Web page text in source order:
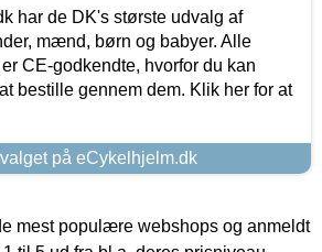
har de DK's største udvalg af
mænd, børn og babyer. Alle
CE-godkendte, hvorfor du kan
bestille gennem dem. Klik her for at
på eCykelhjelm.dk
mest populære webshops og anmeldt